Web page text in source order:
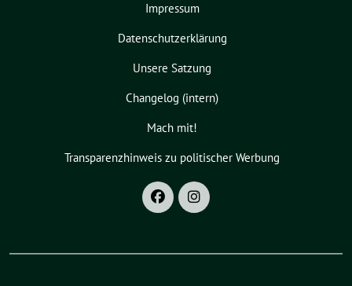
Impressum
Datenschutzerklärung
Unsere Satzung
Changelog (intern)
Mach mit!
Transparenzhinweis zu politischer Werbung